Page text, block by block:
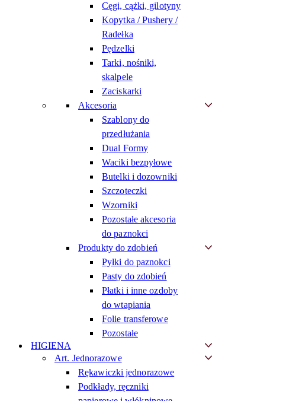
Cęgi, cążki, gilotyny
Kopytka / Pushery /
Radełka
Pędzelki
Tarki, nośniki,
skalpele
Zaciskarki
Akcesoria
Szablony do
przedłużania
Dual Formy
Waciki bezpyłowe
Butelki i dozowniki
Szczoteczki
Wzorniki
Pozostałe akcesoria
do paznokci
Produkty do zdobień
Pyłki do paznokci
Pasty do zdobień
Płatki i inne ozdoby
do wtapiania
Folie transferowe
Pozostałe
HIGIENA
Art. Jednorazowe
Rękawiczki jednorazowe
Podkłady, ręczniki